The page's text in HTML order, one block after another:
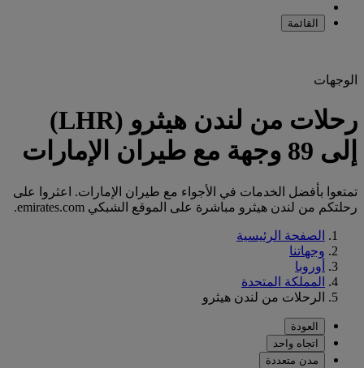
القائمة
الوجهات
رحلات من لندن هيثرو (LHR)
إلى 89 وجهة مع طيران الإمارات
تمتعوا بأفضل الخدمات في الأجواء مع طيران الإمارات. اعثروا على
رحلتكم من لندن هيثرو مباشرة على الموقع الشبكي emirates.com.
الصفحة الرئيسية
وجهاتنا
أوروبا
المملكة المتحدة
الرحلات من لندن هيثرو
العودة
اتجاه واحد
مدن متعددة